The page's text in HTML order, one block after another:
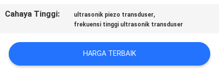
PENAWARAN
HARGA
Cahaya Tinggi: ultrasonik piezo transduser,
frekuensi tinggi ultrasonik transduser
HARGA TERBAIK